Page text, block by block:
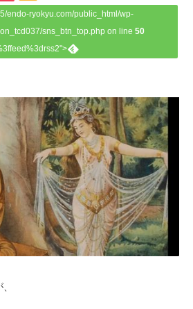
endo-ryokyu.com/public_html/wp-
sns_btn_top.php on line 50